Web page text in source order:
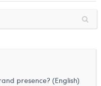
presence? (English)